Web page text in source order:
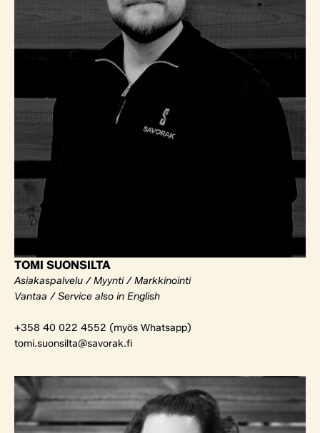
TOMI SUONSILTA
Asiakaspalvelu / Myynti / Markkinointi
Vantaa / Service also in English
+358 40 022 4552 (myös Whatsapp)
tomi.suonsilta@savorak.fi